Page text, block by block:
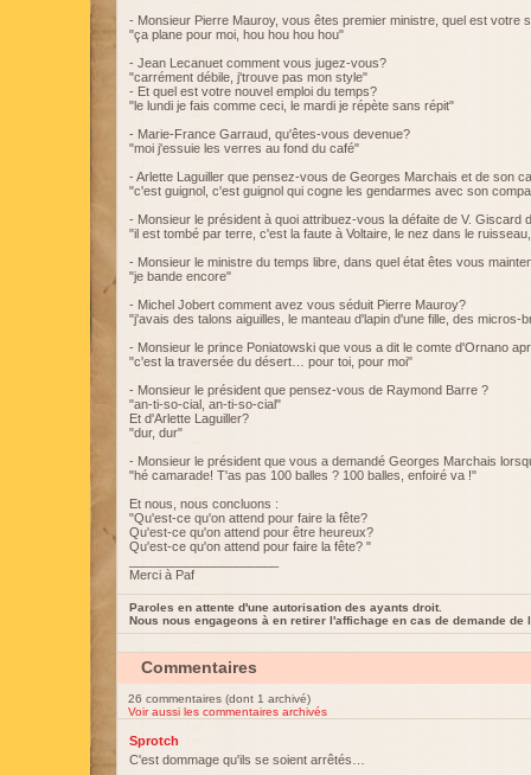
- Monsieur Pierre Mauroy, vous êtes premier ministre, quel est votre
"ça plane pour moi, hou hou hou hou"
- Jean Lecanuet comment vous jugez-vous?
"carrément débile, j'trouve pas mon style"
- Et quel est votre nouvel emploi du temps?
"le lundi je fais comme ceci, le mardi je répète sans répit"
- Marie-France Garraud, qu'êtes-vous devenue?
"moi j'essuie les verres au fond du café"
- Arlette Laguiller que pensez-vous de Georges Marchais et de son
"c'est guignol, c'est guignol qui cogne les gendarmes avec son
- Monsieur le président à quoi attribuez-vous la défaite de V. Giscard
"il est tombé par terre, c'est la faute à Voltaire, le nez dans le
- Monsieur le ministre du temps libre, dans quel état êtes vous
"je bande encore"
- Michel Jobert comment avez vous séduit Pierre Mauroy?
"j'avais des talons aiguilles, le manteau d'lapin d'une fille, des micros-
- Monsieur le prince Poniatowski que vous a dit le comte d'Ornano
"c'est la traversée du désert… pour toi, pour moi"
- Monsieur le président que pensez-vous de Raymond Barre ?
"an-ti-so-cial, an-ti-so-cial"
Et d'Arlette Laguiller?
"dur, dur"
- Monsieur le président que vous a demandé Georges Marchais
"hé camarade! T'as pas 100 balles ? 100 balles, enfoiré va !"
Et nous, nous concluons :
"Qu'est-ce qu'on attend pour faire la fête?
Qu'est-ce qu'on attend pour être heureux?
Qu'est-ce qu'on attend pour faire la fête? "
Merci à Paf
Paroles en attente d'une autorisation des ayants droit.
Nous nous engageons à en retirer l'affichage en cas de demande de
Commentaires
26 commentaires (dont 1 archivé)
Voir aussi les commentaires archivés
Sprotch
C'est dommage qu'ils se soient arrêtés…